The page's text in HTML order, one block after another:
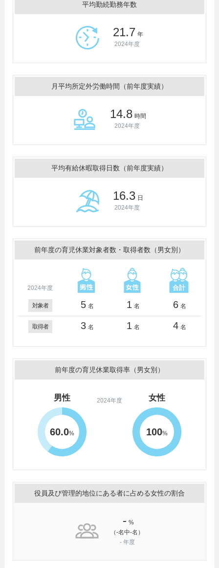
平均勤続勤務年数
21.7 年
2024年度
月平均所定外労働時間（前年度実績）
14.8 時間
2024年度
平均有給休暇取得日数（前年度実績）
16.3 日
2024年度
前年度の育児休業対象者数・取得者数（男女別）
2024年度
対象者 5 名 1 名 6 名
取得者 3 名 1 名 4 名
前年度の育児休業取得率（男女別）
2024年度
男性
60.0%
女性
100%
役員及び管理的地位にある者に占める女性の割合
- %
（-名中-名）
- 年度